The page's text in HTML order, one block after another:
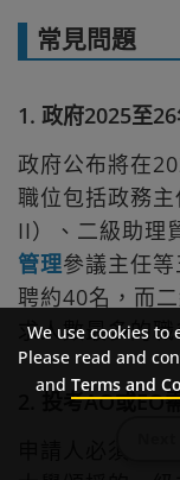
常見問題
1. 政府2025至
政府公布將在
職位包括政務
II）、二級助理
管理參議主任
聘約40名，而
求人數最多的
2. 投考AO或EO
申請人必須是
We use cookies to
Please read and
and Terms and